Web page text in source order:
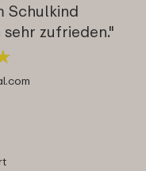
Schulkind
zufrieden."